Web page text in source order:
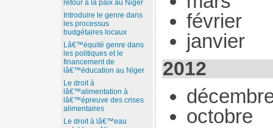
février
janvier
2012
octobre
retour à la paix au Niger
Introduire le genre dans
les processus
budgétaires locaux
Lâ€™équité genre dans
les politiques et le
financement de
lâ€™éducation au Niger
Le droit à
lâ€™alimentation à
lâ€™épreuve des crises
alimentaires
Le droit à lâ€™eau